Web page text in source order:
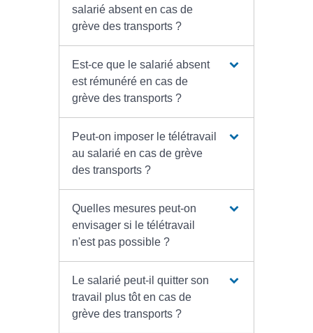
salarié absent en cas de
grève des transports ?
Est-ce que le salarié absent
est rémunéré en cas de
grève des transports ?
Peut-on imposer le télétravail
au salarié en cas de grève
des transports ?
Quelles mesures peut-on
envisager si le télétravail
n'est pas possible ?
Le salarié peut-il quitter son
travail plus tôt en cas de
grève des transports ?